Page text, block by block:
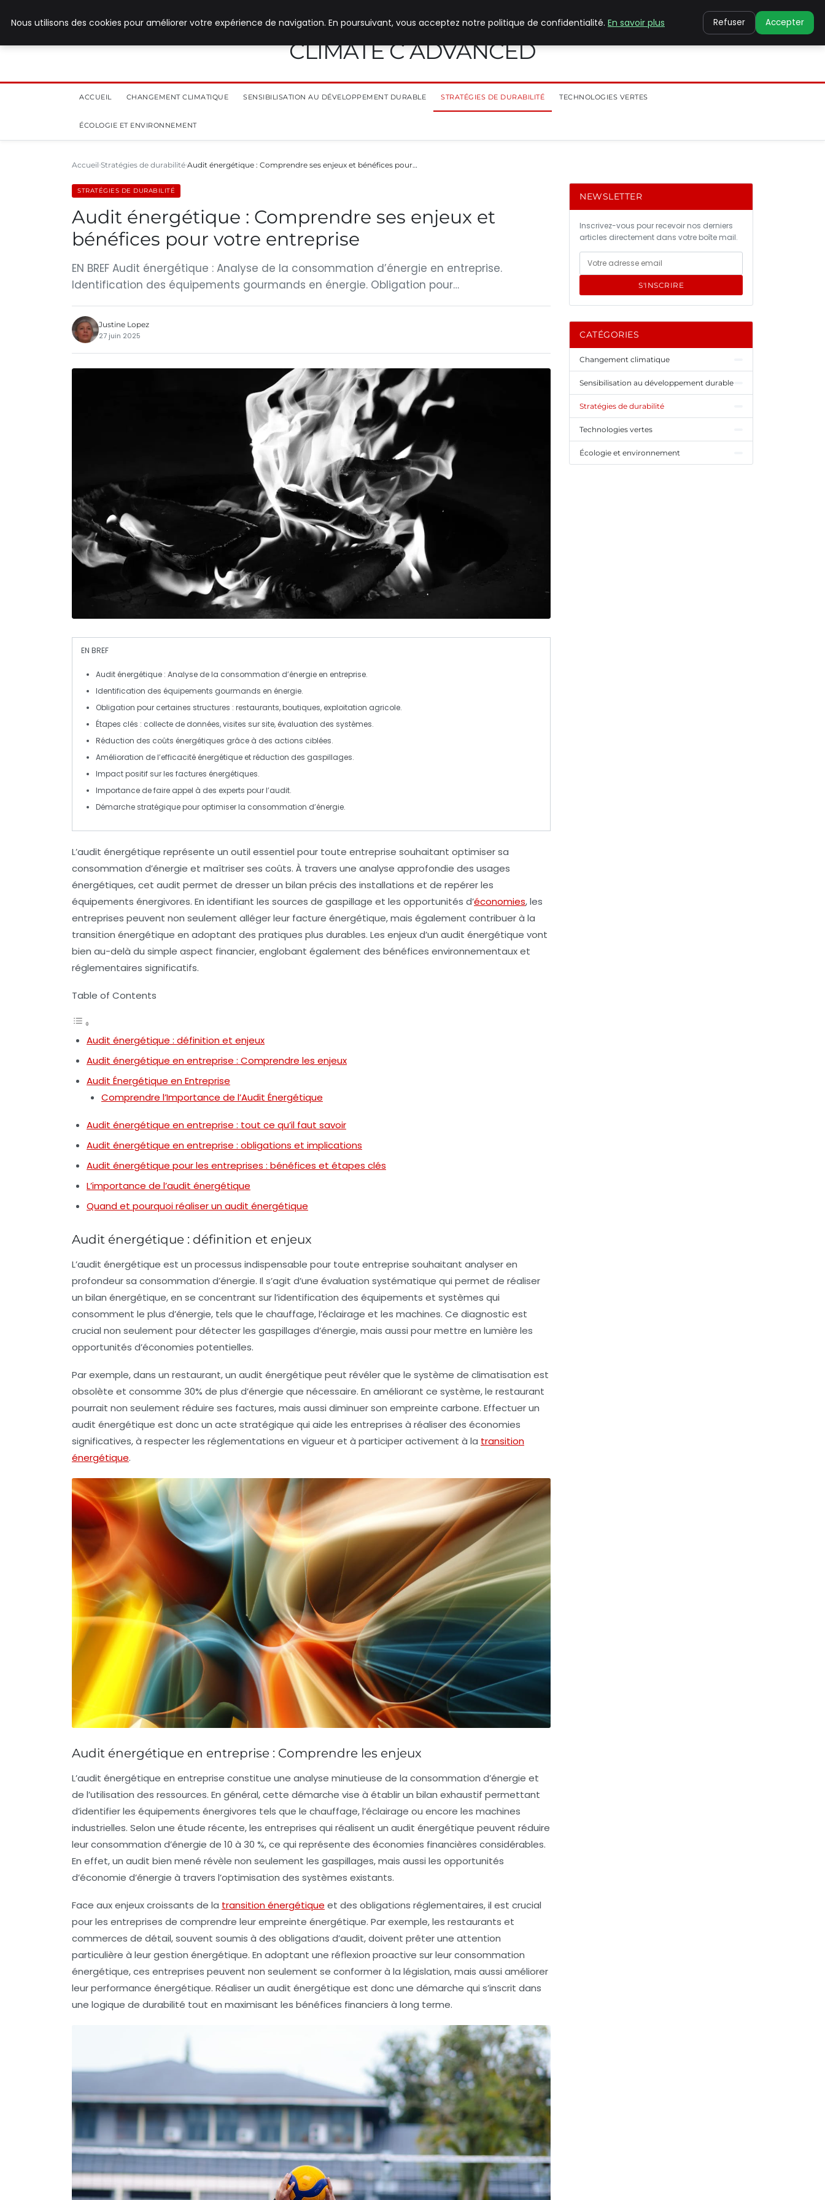
CLIMATE C ADVANCED
ACCUEIL CHANGEMENT CLIMATIQUE SENSIBILISATION AU DÉVELOPPEMENT DURABLE STRATÉGIES DE DURABILITÉ TECHNOLOGIES VERTES
ÉCOLOGIE ET ENVIRONNEMENT
Accueil Stratégies de durabilité Audit énergétique : Comprendre ses enjeux et bénéfices pour…
STRATÉGIES DE DURABILITÉ
Audit énergétique : Comprendre ses enjeux et
bénéfices pour votre entreprise
EN BREF Audit énergétique : Analyse de la consommation d’énergie en entreprise.
Identification des équipements gourmands en énergie. Obligation pour…
Justine Lopez
27 juin 2025
EN BREF
Audit énergétique : Analyse de la consommation d’énergie en entreprise.
Identification des équipements gourmands en énergie.
Obligation pour certaines structures : restaurants,boutiques, exploitation agricole.
Étapes clés : collecte de données, visites sur site, évaluation des systèmes.
Réduction des coûts énergétiques grâce à des actions ciblées.
Amélioration de l’efficacité énergétique et réduction des gaspillages.
Impact positif sur les factures énergétiques.
Importance de faire appel à des experts pour l’audit.
Démarche stratégique pour optimiser la consommation d’énergie.
L’audit énergétique représente un outil essentiel pour toute entreprise souhaitant optimiser sa
consommation d’énergie et maîtriser ses coûts. À travers une analyse approfondie des usages
énergétiques, cet audit permet de dresser un bilan précis des installations et de repérer les
équipements énergivores. En identifiant les sources de gaspillage et les opportunités d’économies, les
entreprises peuvent non seulement alléger leur facture énergétique, mais également contribuer à la
transition énergétique en adoptant des pratiques plus durables. Les enjeux d’un audit énergétique vont
bien au-delà du simple aspect financier, englobant également des bénéfices environnementaux et
réglementaires significatifs.
Table of Contents
Audit énergétique : définition et enjeux
Audit énergétique en entreprise : Comprendre les enjeux
Audit Énergétique en Entreprise
Comprendre l’Importance de l’Audit Énergétique
Audit énergétique en entreprise : tout ce qu’il faut savoir
Audit énergétique en entreprise : obligations et implications
Audit énergétique pour les entreprises : bénéfices et étapes clés
L’importance de l’audit énergétique
Quand et pourquoi réaliser un audit énergétique
Audit énergétique : définition et enjeux
L’audit énergétique est un processus indispensable pour toute entreprise souhaitant analyser en
profondeur sa consommation d’énergie. Il s’agit d’une évaluation systématique qui permet de réaliser
un bilan énergétique, en se concentrant sur l’identification des équipements et systèmes qui
consomment le plus d’énergie, tels que le chauffage, l’éclairage et les machines. Ce diagnostic est
crucial non seulement pour détecter les gaspillages d’énergie, mais aussi pour mettre en lumière les
opportunités d’économies potentielles.
Par exemple, dans un restaurant, un audit énergétique peut révéler que le système de climatisation est
obsolète et consomme 30% de plus d’énergie que nécessaire. En améliorant ce système, le restaurant
pourrait non seulement réduire ses factures, mais aussi diminuer son empreinte carbone. Effectuer un
audit énergétique est donc un acte stratégique qui aide les entreprises à réaliser des économies
significatives, à respecter les réglementations en vigueur et à participer activement à la transition
énergétique.
Audit énergétique en entreprise : Comprendre les enjeux
L’audit énergétique en entreprise constitue une analyse minutieuse de la consommation d’énergie et
de l’utilisation des ressources. En général, cette démarche vise à établir un bilan exhaustif permettant
d’identifier les équipements énergivores tels que le chauffage, l’éclairage ou encore les machines
industrielles. Selon une étude récente, les entreprises qui réalisent un audit énergétique peuvent réduire
leur consommation d’énergie de 10 à 30 %, ce qui représente des économies financières considérables.
En effet, un audit bien mené révèle non seulement les gaspillages, mais aussi les opportunités
d’économie d’énergie à travers l’optimisation des systèmes existants.
Face aux enjeux croissants de la transition énergétique et des obligations réglementaires, il est crucial
pour les entreprises de comprendre leur empreinte énergétique. Par exemple, les restaurants et
commerces de détail, souvent soumis à des obligations d’audit, doivent prêter une attention
particulière à leur gestion énergétique. En adoptant une réflexion proactive sur leur consommation
énergétique, ces entreprises peuvent non seulement se conformer à la législation, mais aussi améliorer
leur performance énergétique. Réaliser un audit énergétique est donc une démarche qui s’inscrit dans
une logique de durabilité tout en maximisant les bénéfices financiers à long terme.
NEWSLETTER
Inscrivez-vous pour recevoir nos derniers
articles directement dans votre boîte mail.
S'INSCRIRE
CATÉGORIES
Changement climatique
Sensibilisation au développement durable
Stratégies de durabilité
Technologies vertes
Écologie et environnement
Nous utilisons des cookies pour améliorer votre expérience de navigation. En poursuivant, vous acceptez notre politique de confidentialité. En savoir plus Refuser Accepter